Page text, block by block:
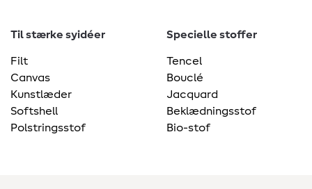
Til stærke syidéer
Filt
Canvas
Kunstlæder
Softshell
Polstringsstof
Specielle stoffer
Tencel
Bouclé
Jacquard
Beklædningsstof
Bio-stof